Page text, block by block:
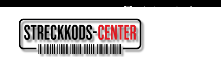
Oslagbara priser året om